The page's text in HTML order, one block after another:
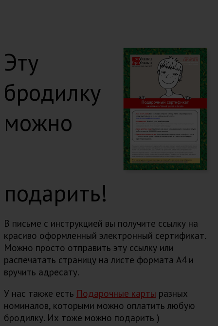
Эту
бродилку
можно
подарить!
В письме с инструкцией вы получите ссылку на
красиво оформленный электронный сертификат.
Можно просто отправить эту ссылку или
распечатать страницу на листе формата А4 и
вручить адресату.
У нас также есть Подарочные карты разных
номиналов, которыми можно оплатить любую
бродилку. Их тоже можно подарить )